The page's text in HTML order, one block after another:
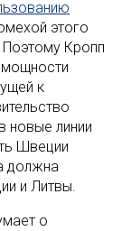
этого
Поэтому Кропп
мощности
к
новые линии
Швеции
должна
и Литвы.
о